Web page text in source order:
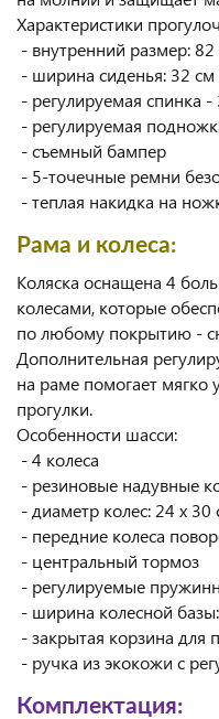
Характеристики
- внутренний размер:
- ширина сиденья: 32 см
- регулируемая спинка
- регулируемая
- съемный бампер
- 5-точечные ремни
- теплая накидка на
Рама и колеса:
Коляска оснащена 4
колесами, которые
по любому покрытию -
Дополнительная
на раме помогает
прогулки.
Особенности шасси:
- 4 колеса
- резиновые надувные
- диаметр колес: 24 x 30
- передние колеса
- центральный тормоз
- регулируемые
- ширина колесной
- закрытая корзина для
- ручка из экокожи с
Комплектация: